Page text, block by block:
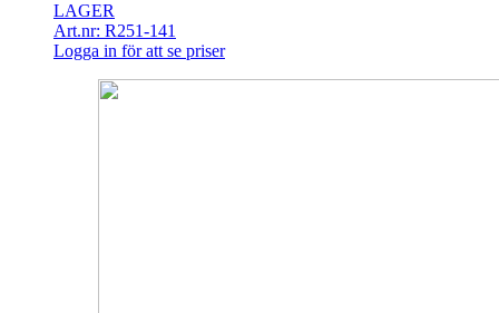
LAGER
Art.nr: R251-141
Logga in för att se priser